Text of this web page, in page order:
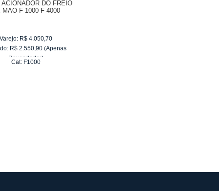
ACIONADOR DO FREIO
MAO F-1000 F-4000
R$ 4.050,70
R$ 2.550,90 (Apenas
Revendedor)
Cat: F1000